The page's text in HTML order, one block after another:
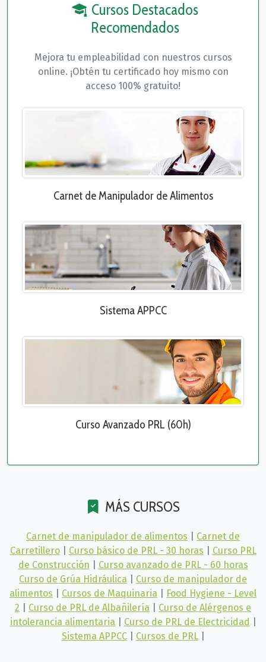
Cursos Destacados
Recomendados
Mejora tu empleabilidad con nuestros cursos
online. ¡Obtén tu certificado hoy mismo con
acceso 100% gratuito!
Carnet de Manipulador de Alimentos
Sistema APPCC
Curso Avanzado PRL (60h)
MÁS CURSOS
Carnet de manipulador de alimentos
Carnet de
Carretillero
Curso básico de PRL - 30 horas
Curso PRL
de Construcción
Curso avanzado de PRL - 60 horas
Curso de Grúa Hidráulica
Curso de manipulador de
alimentos
Cursos de Maquinaria
Food Hygiene - Level
2
Curso de PRL de Albañilería
Curso de Alérgenos e
intolerancia alimentaria
Curso de PRL de Electricidad
Sistema APPCC
Cursos de PRL